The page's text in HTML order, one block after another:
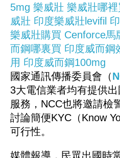
5mg 樂威壯 樂威壯哪裡
威壯 印度樂威壯levifil
樂威壯購買 Cenforce馬
而鋼哪裏買 印度威而鋼
用 印度威而鋼100mg
國家通訊傳播委員會（
3大電信業者均有提供
服務，NCC也將邀請檢
討論簡便KYC（Know
可行性。
媒體報導，民眾出國時